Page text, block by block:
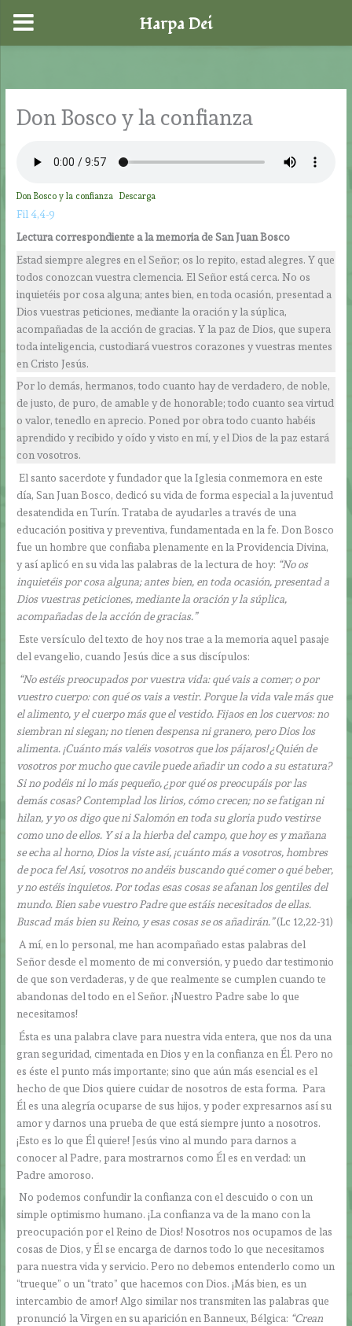
contenido
Don Bosco y la confianza
Don Bosco y la confianza Descarga
Fil 4,4-9
Lectura correspondiente a la memoria de San Juan Bosco
Estad siempre alegres en el Señor; os lo repito, estad alegres. Y que
todos conozcan vuestra clemencia. El Señor está cerca. No os
inquietéis por cosa alguna; antes bien, en toda ocasión, presentad a
Dios vuestras peticiones, mediante la oración y la súplica,
acompañadas de la acción de gracias. Y la paz de Dios, que supera
toda inteligencia, custodiará vuestros corazones y vuestras mentes
en Cristo Jesús.
Por lo demás, hermanos, todo cuanto hay de verdadero, de noble,
de justo, de puro, de amable y de honorable; todo cuanto sea virtud
o valor, tenedlo en aprecio. Poned por obra todo cuanto habéis
aprendido y recibido y oído y visto en mí, y el Dios de la paz estará
con vosotros.
El santo sacerdote y fundador que la Iglesia conmemora en este
día, San Juan Bosco, dedicó su vida de forma especial a la juventud
desatendida en Turín. Trataba de ayudarles a través de una
educación positiva y preventiva, fundamentada en la fe. Don Bosco
fue un hombre que confiaba plenamente en la Providencia Divina,
y así aplicó en su vida las palabras de la lectura de hoy: “No os
inquietéis por cosa alguna; antes bien, en toda ocasión, presentad a
Dios vuestras peticiones, mediante la oración y la súplica,
acompañadas de la acción de gracias.”
Este versículo del texto de hoy nos trae a la memoria aquel pasaje
del evangelio, cuando Jesús dice a sus discípulos:
“No estéis preocupados por vuestra vida: qué vais a comer; o por
vuestro cuerpo: con qué os vais a vestir. Porque la vida vale más que
el alimento, y el cuerpo más que el vestido. Fijaos en los cuervos: no
siembran ni siegan; no tienen despensa ni granero, pero Dios los
alimenta. ¡Cuánto más valéis vosotros que los pájaros! ¿Quién de
vosotros por mucho que cavile puede añadir un codo a su estatura?
Si no podéis ni lo más pequeño, ¿por qué os preocupáis por las
demás cosas? Contemplad los lirios, cómo crecen; no se fatigan ni
hilan, y yo os digo que ni Salomón en toda su gloria pudo vestirse
como uno de ellos. Y si a la hierba del campo, que hoy es y mañana
se echa al horno, Dios la viste así, ¡cuánto más a vosotros, hombres
de poca fe! Así, vosotros no andéis buscando qué comer o qué beber,
y no estéis inquietos. Por todas esas cosas se afanan los gentiles del
mundo. Bien sabe vuestro Padre que estáis necesitados de ellas.
Buscad más bien su Reino, y esas cosas se os añadirán.”(Lc 12,22-31)
A mí, en lo personal, me han acompañado estas palabras del
Señor desde el momento de mi conversión, y puedo dar testimonio
de que son verdaderas, y de que realmente se cumplen cuando te
abandonas del todo en el Señor. ¡Nuestro Padre sabe lo que
necesitamos!
Ésta es una palabra clave para nuestra vida entera, que nos da una
gran seguridad, cimentada en Dios y en la confianza en Él. Pero no
es éste el punto más importante; sino que aún más esencial es el
hecho de que Dios quiere cuidar de nosotros de esta forma. Para
Él es una alegría ocuparse de sus hijos, y poder expresarnos así su
amor y darnos una prueba de que está siempre junto a nosotros.
¡Esto es lo que Él quiere! Jesús vino al mundo para darnos a
conocer al Padre, para mostrarnos como Él es en verdad: un
Padre amoroso.
No podemos confundir la confianza con el descuido o con un
simple optimismo humano. ¡La confianza va de la mano con la
preocupación por el Reino de Dios! Nosotros nos ocupamos de las
cosas de Dios, y Él se encarga de darnos todo lo que necesitamos
para nuestra vida y servicio. Pero no debemos entenderlo como un
“trueque” o un “trato” que hacemos con Dios. ¡Más bien, es un
intercambio de amor! Algo similar nos transmiten las palabras que
pronunció la Virgen en su aparición en Banneux, Bélgica: “Crean
Harpa Dei